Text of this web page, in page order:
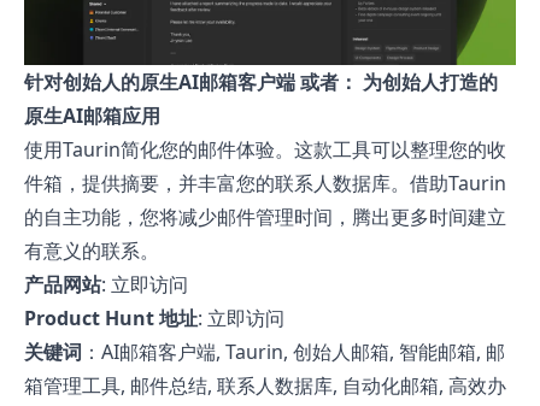
针对创始人的原生AI邮箱客户端 或者： 为创始人打造的
原生AI邮箱应用
使用Taurin简化您的邮件体验。这款工具可以整理您的收
件箱，提供摘要，并丰富您的联系人数据库。借助Taurin
的自主功能，您将减少邮件管理时间，腾出更多时间建立
有意义的联系。
产品网站: 立即访问
Product Hunt 地址: 立即访问
关键词 ：AI邮箱客户端, Taurin, 创始人邮箱, 智能邮箱, 邮
箱管理工具, 邮件总结, 联系人数据库, 自动化邮箱, 高效办